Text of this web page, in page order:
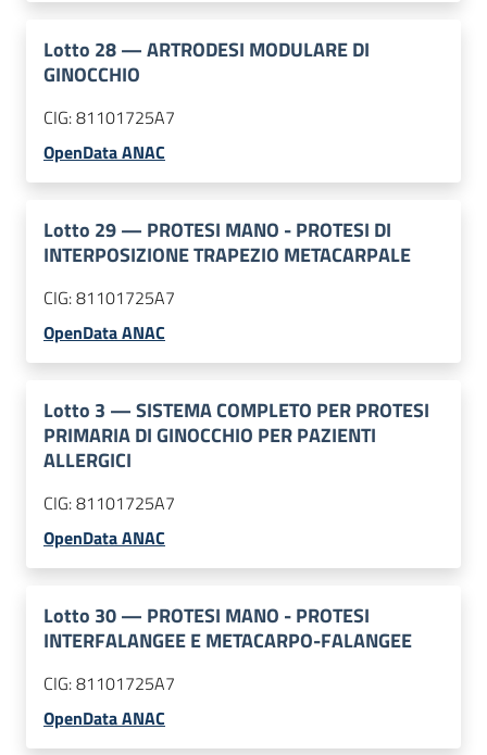
Lotto 28—ARTRODESI MODULARE DI
GINOCCHIO
CIG:81101725A7
OpenData ANAC
Lotto 29— PROTESI MANO - PROTESI DI
INTERPOSIZIONE TRAPEZIO METACARPALE
CIG:81101725A7
OpenData ANAC
Lotto 3 —SISTEMA COMPLETO PER PROTESI
PRIMARIA DI GINOCCHIO PER PAZIENTI
ALLERGICI
CIG:81101725A7
OpenData ANAC
Lotto 30— PROTESI MANO - PROTESI
INTERFALANGEE E METACARPO-FALANGEE
CIG:81101725A7
OpenData ANAC